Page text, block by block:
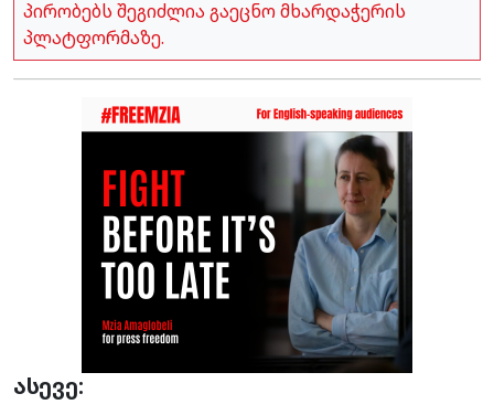
პირობებს შეგიძლია გაეცნო მხარდაჭერის
პლატფორმაზე.
ასევე: